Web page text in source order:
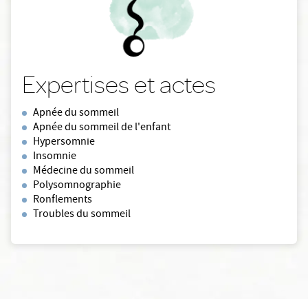
Expertises et actes
Apnée du sommeil
Apnée du sommeil de l'enfant
Hypersomnie
Insomnie
Médecine du sommeil
Polysomnographie
Ronflements
Troubles du sommeil